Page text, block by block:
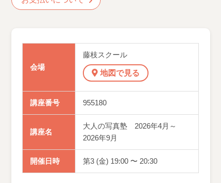
会場
藤枝スクール
地図で見る
講座番号 955180
講座名
大人の写真塾 2026年4月～
2026年9月
開催日時 第3 (金) 19:00 〜 20:30